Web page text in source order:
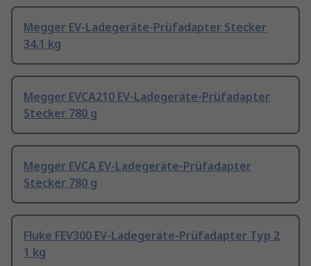
Megger EV-Ladegeräte-Prüfadapter Stecker
34.1 kg
Megger EVCA210 EV-Ladegeräte-Prüfadapter
Stecker 780 g
Megger EVCA EV-Ladegeräte-Prüfadapter
Stecker 780 g
Fluke FEV300 EV-Ladegeräte-Prüfadapter Typ 2
1 kg